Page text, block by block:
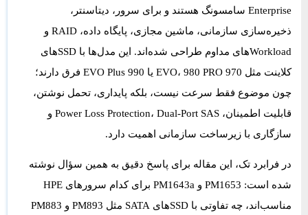
Enterprise سامسونگ هستند و برای سرور، دیتاسنتر،
ذخیره‌سازی سازمانی، ماشین مجازی، پایگاه داده، RAID و
Workloadهای مداوم طراحی شده‌اند. این مدل‌ها با SSDهای
کلاینت مثل 970 EVO، 980 PRO یا 990 EVO Plus فرق دارند؛
چون موضوع فقط سرعت نیست، بلکه پایداری، تحمل نوشتن،
قابلیت اطمینان، Power Loss Protection، Dual-Port SAS و
سازگاری با زیرساخت سازمانی اهمیت دارد.
در فرابرد تک، این مقاله برای پاسخ دقیق به همین سؤال نوشته
شده است:
PM1653 و PM1643a برای کدام سرورهای HPE
مناسب‌اند، چه تفاوتی با SSDهای SATA مثل PM893 و PM883